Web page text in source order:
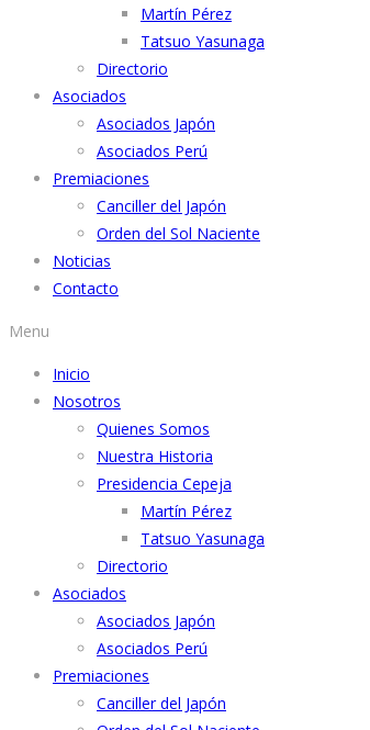
Martín Pérez
Tatsuo Yasunaga
Directorio
Asociados
Asociados Japón
Asociados Perú
Premiaciones
Canciller del Japón
Orden del Sol Naciente
Noticias
Contacto
Menu
Inicio
Nosotros
Quienes Somos
Nuestra Historia
Presidencia Cepeja
Martín Pérez
Tatsuo Yasunaga
Directorio
Asociados
Asociados Japón
Asociados Perú
Premiaciones
Canciller del Japón